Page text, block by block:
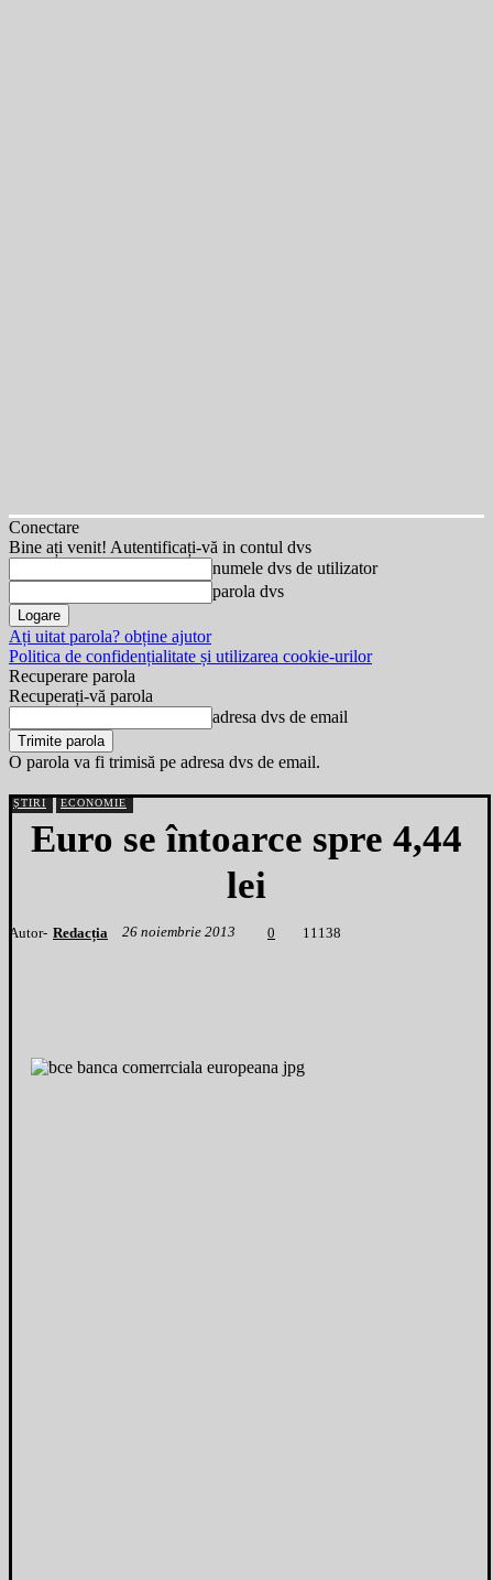
Conectare
Bine ați venit! Autentificați-vă in contul dvs
numele dvs de utilizator
parola dvs
Ați uitat parola? obține ajutor
Politica de confidențialitate și utilizarea cookie-urilor
Recuperare parola
Recuperați-vă parola
adresa dvs de email
O parola va fi trimisă pe adresa dvs de email.
ȘTIRI ECONOMIE
Euro se întoarce spre 4,44
lei
Autor- Redacția 26 noiembrie 2013 0 1 1138